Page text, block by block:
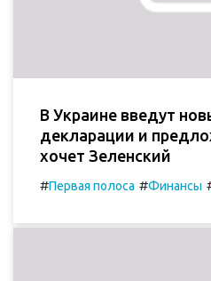
В Украине введут
декларации и
хочет Зеленский
#Первая полоса #Финансы